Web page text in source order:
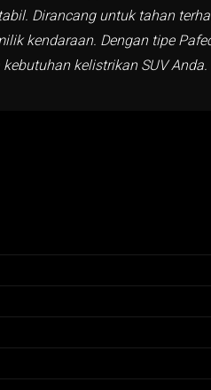
Dirancang untuk tahan
kendaraan. Dengan tipe
kelistrikan SUV Anda.